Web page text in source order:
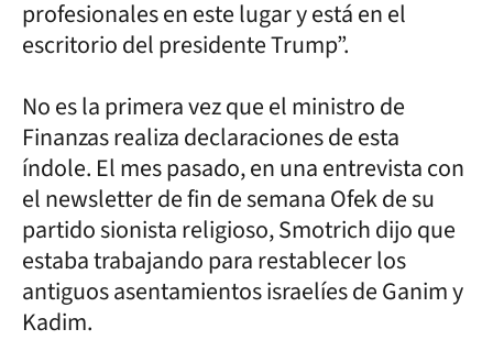
profesionales en este lugar y está en el
escritorio del presidente Trump”.
No es la primera vez que el ministro de
Finanzas realiza declaraciones de esta
índole. El mes pasado, en una entrevista con
el newsletter de fin de semana Ofek de su
partido sionista religioso, Smotrich dijo que
estaba trabajando para restablecer los
antiguos asentamientos israelíes de Ganim y
Kadim.